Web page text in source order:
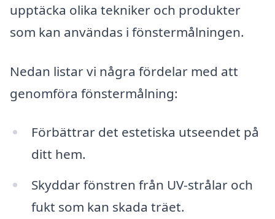
upptäcka olika tekniker och produkter
som kan användas i fönstermålningen.
Nedan listar vi några fördelar med att
genomföra fönstermålning:
Förbättrar det estetiska utseendet på
ditt hem.
Skyddar fönstren från UV-strålar och
fukt som kan skada träet.